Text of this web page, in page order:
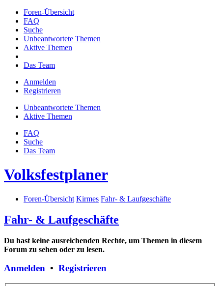
Foren-Übersicht
FAQ
Suche
Unbeantwortete Themen
Aktive Themen
Das Team
Anmelden
Registrieren
Unbeantwortete Themen
Aktive Themen
FAQ
Suche
Das Team
Volksfestplaner
Foren-Übersicht Kirmes Fahr- & Laufgeschäfte
Fahr- & Laufgeschäfte
Du hast keine ausreichenden Rechte, um Themen in diesem
Forum zu sehen oder zu lesen.
Anmelden • Registrieren